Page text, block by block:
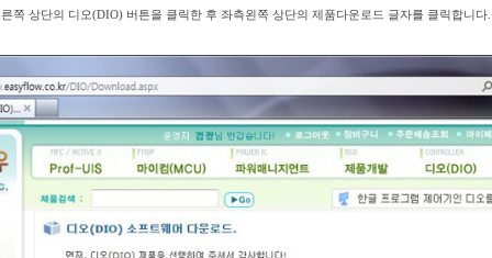
쪽 상단의 디오(DIO) 버튼을 클릭한 후 좌측왼쪽 상단의 제품다운로드 글자를 클릭합니다.